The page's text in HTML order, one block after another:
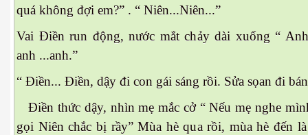
quá không đợi em?” . “ Niên...Niên...”
Vai Điền run động, nước mắt chảy dài xuống “
anh ...anh.”
“ Điền... Điền, dậy đi con gái sáng rồi. Sửa sọan đi
Điền thức dậy, nhìn mẹ mắc cở “ Nếu mẹ nghe
gọi Niên chắc bị rầy” Mùa hè qua rồi, mùa hè đến